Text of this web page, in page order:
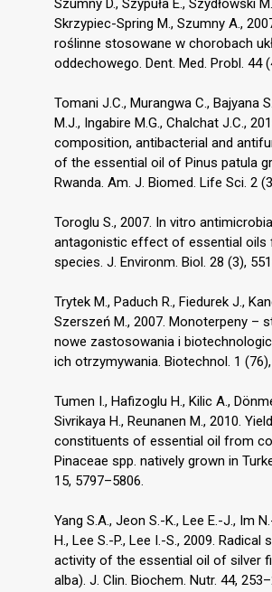
Szumny D., Szypuła E., Szydłowski
Skrzypiec-Spring M., Szumny A.,
roślinne stosowane w chorobach
oddechowego. Dent. Med. Probl. 44
Tomani J.C., Murangwa C., Bajyana
M.J., Ingabire M.G., Chalchat J.C.,
composition, antibacterial and
of the essential oil of Pinus patula
Rwanda. Am. J. Biomed. Life Sci. 2
Toroglu S., 2007. In vitro
antagonistic effect of essential oils
species. J. Environm. Biol. 28 (3),
Trytek M., Paduch R., Fiedurek J.,
Szerszeń M., 2007. Monoterpeny –
nowe zastosowania i
ich otrzymywania. Biotechnol. 1
Tumen I., Hafizoglu H., Kilic A.,
Sivrikaya H., Reunanen M., 2010.
constituents of essential oil from
Pinaceae spp. natively grown in
15, 5797–5806.
Yang S.A., Jeon S.-K., Lee E.-J., Im
H., Lee S.-P., Lee I.-S., 2009. Radical
activity of the essential oil of silver
alba). J. Clin. Biochem. Nutr. 44,